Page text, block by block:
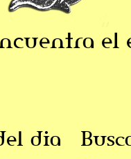
el
dia